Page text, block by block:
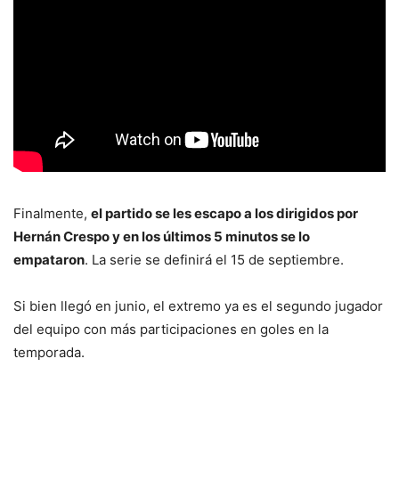
Finalmente, el partido se les escapo a los dirigidos por
Hernán Crespo y en los últimos 5 minutos se lo
empataron. La serie se definirá el 15 de septiembre.
Si bien llegó en junio, el extremo ya es el segundo jugador
del equipo con más participaciones en goles en la
temporada.